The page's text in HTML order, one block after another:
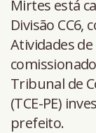
Mirtes está
Divisão CC6,
Atividades
Tribunal de
(TCE-PE)
prefeito.